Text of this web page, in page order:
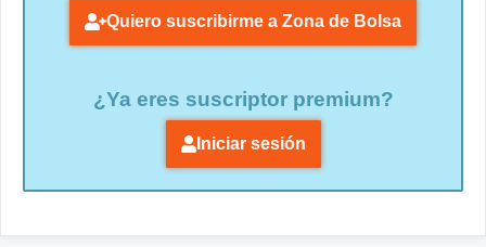
Quiero suscribirme a Zona de Bolsa
¿Ya eres suscriptor premium?
Iniciar sesión